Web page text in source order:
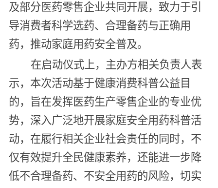
及部分医药零售企业共同开展，致力于引
导消费者科学选药、合理备药与正确用
药，推动家庭用药安全普及。
在启动仪式上，主办方相关负责人表
示，本次活动基于健康消费科普公益目
的，旨在发挥医药生产零售企业的专业优
势，深入广泛地开展家庭安全用药科普活
动，在履行相关企业社会责任的同时，不
仅有效提升全民健康素养，还能进一步降
低不合理备药、不安全用药的风险，切实